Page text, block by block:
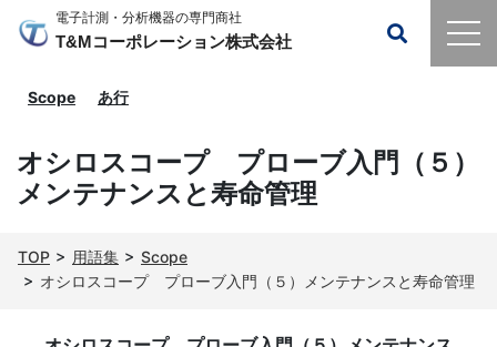
電子計測・分析機器の専門商社
T&Mコーポレーション株式会社
Scope あ行
オシロスコープ プローブ入門（５）
メンテナンスと寿命管理
TOP 用語集
Scope
オシロスコープ プローブ入門（５）メンテナンスと寿命管理